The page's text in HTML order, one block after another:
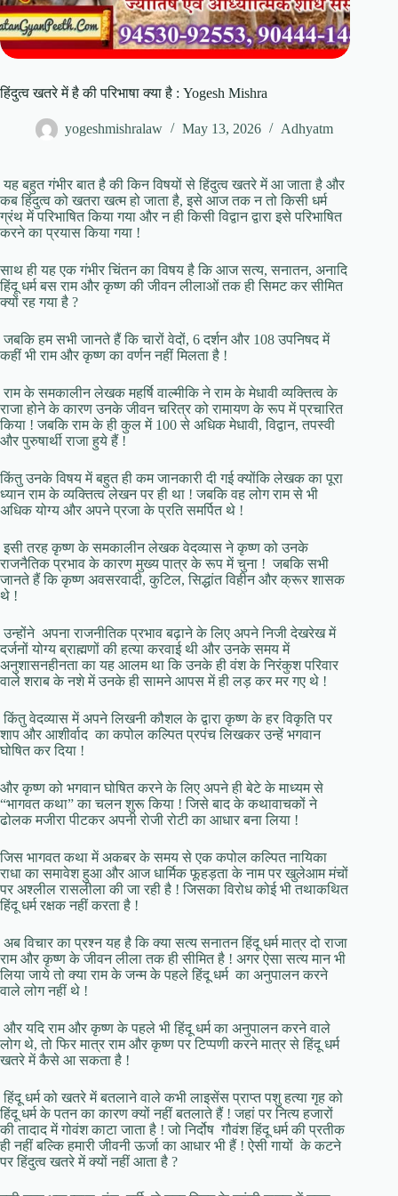
हिंदुत्व खतरे में है की परिभाषा क्या है : Yogesh Mishra
yogeshmishralaw May 13, 2026 Adhyatm
यह बहुत गंभीर बात है की किन विषयों से हिंदुत्व खतरे में आ जाता है और
कब हिंदुत्व को खतरा खत्म हो जाता है, इसे आज तक न तो किसी धर्म
ग्रंथ में परिभाषित किया गया और न ही किसी विद्वान द्वारा इसे परिभाषित
करने का प्रयास किया गया !
साथ ही यह एक गंभीर चिंतन का विषय है कि आज सत्य, सनातन, अनादि
हिंदू धर्म बस राम और कृष्ण की जीवन लीलाओं तक ही सिमट कर सीमित
क्यों रह गया है ?
जबकि हम सभी जानते हैं कि चारों वेदों, 6 दर्शन और 108 उपनिषद में
कहीं भी राम और कृष्ण का वर्णन नहीं मिलता है !
राम के समकालीन लेखक महर्षि वाल्मीकि ने राम के मेधावी व्यक्तित्व के
राजा होने के कारण उनके जीवन चरित्र को रामायण के रूप में प्रचारित
किया ! जबकि राम के ही कुल में 100 से अधिक मेधावी, विद्वान, तपस्वी
और पुरुषार्थी राजा हुये हैं !
किंतु उनके विषय में बहुत ही कम जानकारी दी गई क्योंकि लेखक का पूरा
ध्यान राम के व्यक्तित्व लेखन पर ही था ! जबकि वह लोग राम से भी
अधिक योग्य और अपने प्रजा के प्रति समर्पित थे !
इसी तरह कृष्ण के समकालीन लेखक वेदव्यास ने कृष्ण को उनके
राजनैतिक प्रभाव के कारण मुख्य पात्र के रूप में चुना ! जबकि सभी
जानते हैं कि कृष्ण अवसरवादी, कुटिल, सिद्धांत विहीन और क्रूर शासक
थे !
उन्होंने अपना राजनीतिक प्रभाव बढ़ाने के लिए अपने निजी देखरेख में
दर्जनों योग्य ब्राह्मणों की हत्या करवाई थी और उनके समय में
अनुशासनहीनता का यह आलम था कि उनके ही वंश के निरंकुश परिवार
वाले शराब के नशे में उनके ही सामने आपस में ही लड़ कर मर गए थे !
किंतु वेदव्यास में अपने लिखनी कौशल के द्वारा कृष्ण के हर विकृति पर
शाप और आशीर्वाद का कपोल कल्पित प्रपंच लिखकर उन्हें भगवान
घोषित कर दिया !
और कृष्ण को भगवान घोषित करने के लिए अपने ही बेटे के माध्यम से
“भागवत कथा” का चलन शुरू किया ! जिसे बाद के कथावाचकों ने
ढोलक मजीरा पीटकर अपनी रोजी रोटी का आधार बना लिया !
जिस भागवत कथा में अकबर के समय से एक कपोल कल्पित नायिका
राधा का समावेश हुआ और आज धार्मिक फूहड़ता के नाम पर खुलेआम मंचों
पर अश्लील रासलीला की जा रही है ! जिसका विरोध कोई भी तथाकथित
हिंदू धर्म रक्षक नहीं करता है !
अब विचार का प्रश्न यह है कि क्या सत्य सनातन हिंदू धर्म मात्र दो राजा
राम और कृष्ण के जीवन लीला तक ही सीमित है ! अगर ऐसा सत्य मान भी
लिया जाये तो क्या राम के जन्म के पहले हिंदू धर्म का अनुपालन करने
वाले लोग नहीं थे !
और यदि राम और कृष्ण के पहले भी हिंदू धर्म का अनुपालन करने वाले
लोग थे, तो फिर मात्र राम और कृष्ण पर टिप्पणी करने मात्र से हिंदू धर्म
खतरे में कैसे आ सकता है !
हिंदू धर्म को खतरे में बतलाने वाले कभी लाइसेंस प्राप्त पशु हत्या गृह को
हिंदू धर्म के पतन का कारण क्यों नहीं बतलाते हैं ! जहां पर नित्य हजारों
की तादाद में गोवंश काटा जाता है ! जो निर्दोष गौवंश हिंदू धर्म की प्रतीक
ही नहीं बल्कि हमारी जीवनी ऊर्जा का आधार भी हैं ! ऐसी गायों के कटने
पर हिंदुत्व खतरे में क्यों नहीं आता है ?